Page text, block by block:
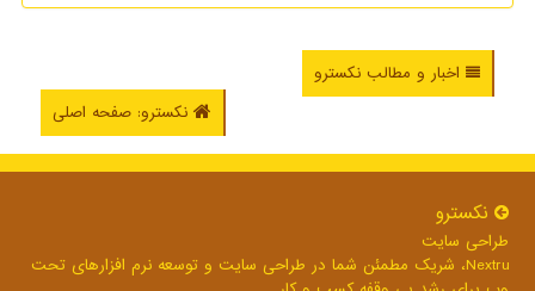
اخبار و مطالب نکسترو
نکسترو: صفحه اصلی
نكسترو
طراحی سایت
Nextru، شریک مطمئن شما در طراحی سایت و توسعه نرم افزارهای تحت